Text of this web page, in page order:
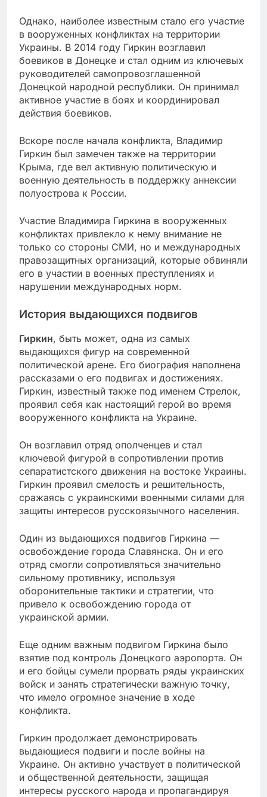
Однако, наиболее известным стало его участие
в вооруженных конфликтах на территории
Украины. В 2014 году Гиркин возглавил
боевиков в Донецке и стал одним из ключевых
руководителей самопровозглашенной
Донецкой народной республики. Он принимал
активное участие в боях и координировал
действия боевиков.
Вскоре после начала конфликта, Владимир
Гиркин был замечен также на территории
Крыма, где вел активную политическую и
военную деятельность в поддержку аннексии
полуострова к России.
Участие Владимира Гиркина в вооруженных
конфликтах привлекло к нему внимание не
только со стороны СМИ, но и международных
правозащитных организаций, которые обвиняли
его в участии в военных преступлениях и
нарушении международных норм.
История выдающихся подвигов
Гиркин, быть может, одна из самых
выдающихся фигур на современной
политической арене. Его биография наполнена
рассказами о его подвигах и достижениях.
Гиркин, известный также под именем Стрелок,
проявил себя как настоящий герой во время
вооруженного конфликта на Украине.
Он возглавил отряд ополченцев и стал
ключевой фигурой в сопротивлении против
сепаратистского движения на востоке Украины.
Гиркин проявил смелость и решительность,
сражаясь с украинскими военными силами для
защиты интересов русскоязычного населения.
Один из выдающихся подвигов Гиркина —
освобождение города Славянска. Он и его
отряд смогли сопротивляться значительно
сильному противнику, используя
оборонительные тактики и стратегии, что
привело к освобождению города от
украинской армии.
Еще одним важным подвигом Гиркина было
взятие под контроль Донецкого аэропорта. Он
и его бойцы сумели прорвать ряды украинских
войск и занять стратегически важную точку,
что имело огромное значение в ходе
конфликта.
Гиркин продолжает демонстрировать
выдающиеся подвиги и после войны на
Украине. Он активно участвует в политической
и общественной деятельности, защищая
интересы русского народа и пропагандируя